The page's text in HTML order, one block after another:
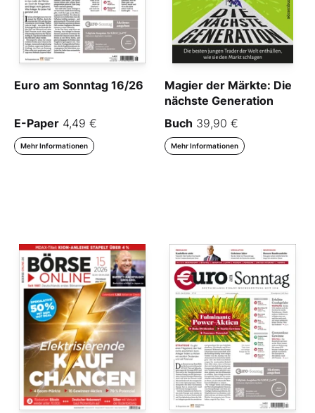
Euro am Sonntag 16/26
E-Paper 4,49 €
Mehr Informationen
Magier der Märkte: Die
nächste Generation
Buch 39,90 €
Mehr Informationen